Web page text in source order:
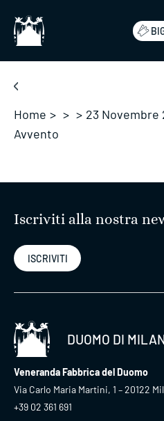
Home > > > 23 Novembre
Avvento
Iscriviti alla nostra
ISCRIVITI
DUOMO DI
Veneranda Fabbrica del Duomo
Via Carlo Maria Martini, 1 – 20122
+39 02 361 691